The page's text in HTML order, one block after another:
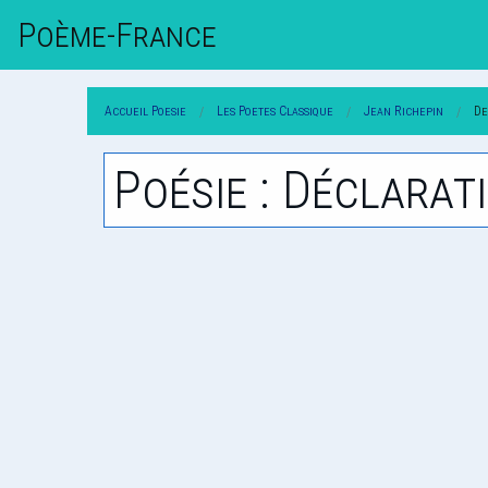
Poème-FrAnce
Accueil Poesie Les Poetes Classique Jean Richepin
Poésie :